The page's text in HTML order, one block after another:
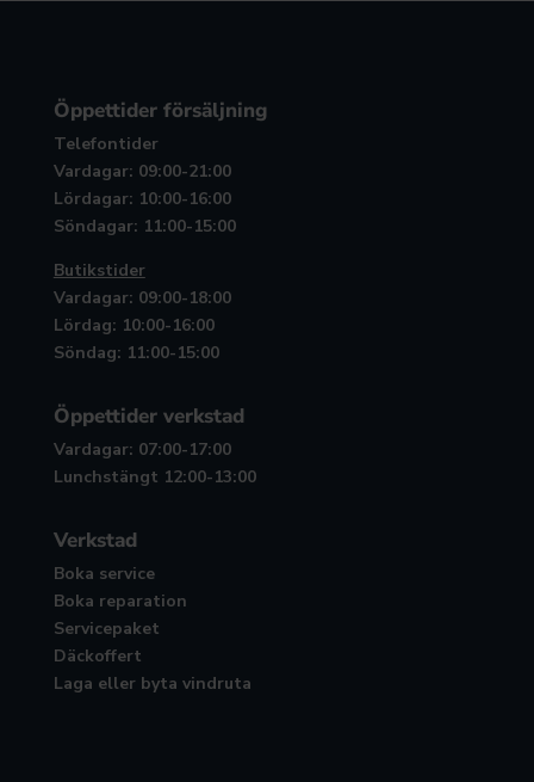
Öppettider försäljning
Telefontider
Vardagar: 09:00-21:00
Lördagar: 10:00-16:00
Söndagar: 11:00-15:00
Butikstider
Vardagar: 09:00-18:00
Lördag: 10:00-16:00
Söndag: 11:00-15:00
Öppettider verkstad
Vardagar: 07:00-17:00
Lunchstängt 12:00-13:00
Verkstad
Boka service
Boka reparation
Servicepaket
Däckoffert
Laga eller byta vindruta